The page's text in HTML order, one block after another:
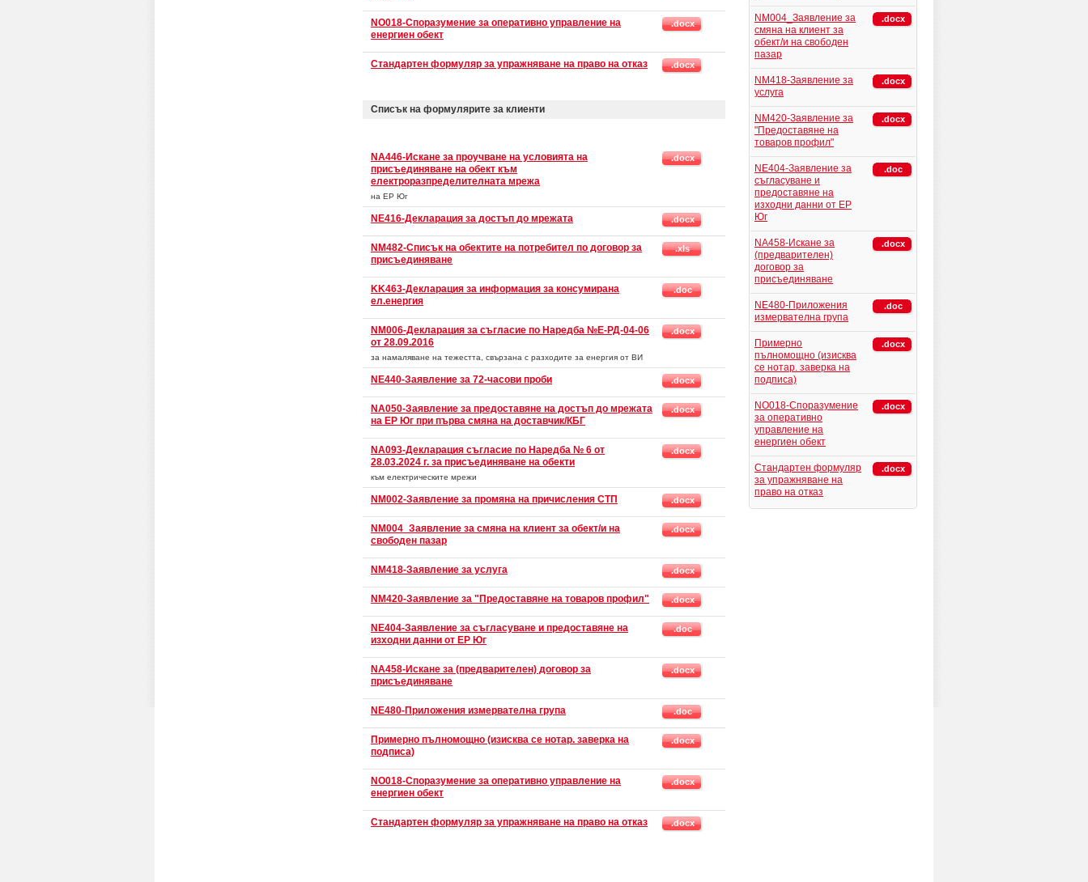
NO018-Споразумение за оперативно управление на
енергиен обект
.docx
Стандартен формуляр за упражняване на право на отказ .docx
Списък на формулярите за клиенти
NA446-Искане за проучване на условията на
присъединяване на обект към
електроразпределителната мрежа
на ЕР Юг
.docx
NE416-Декларация за достъп до мрежата .docx
NM482-Списък на обектите на потребител по договор за
присъединяване
.xls
KK463-Декларация за информация за консумирана
ел.енергия
.doc
NM006-Декларация за съгласие по Наредба №Е-РД-04-06
от 28.09.2016
за намаляване на тежестта, свързана с разходите за енергия от ВИ
.docx
NE440-Заявление за 72-часови проби .docx
NA050-Заявление за предоставяне на достъп до мрежата
на ЕР Юг при първа смяна на доставчик/КБГ
.docx
NA093-Декларация съгласие по Наредба № 6 от
28.03.2024 г. за присъединяване на обекти
към електрическите мрежи
.docx
NM002-Заявление за промяна на причисления СТП .docx
NM004_Заявление за смяна на клиент за обект/и на
свободен пазар
.docx
NM418-Заявление за услуга .docx
NM420-Заявление за "Предоставяне на товаров профил" .docx
NE404-Заявление за съгласуване и предоставяне на
изходни данни от ЕР Юг
.doc
NA458-Искане за (предварителен) договор за
присъединяване
.docx
NE480-Приложения измервателна група .doc
Примерно пълномощно (изисква се нотар. заверка на
подписа)
.docx
NO018-Споразумение за оперативно управление на
енергиен обект
.docx
Стандартен формуляр за упражняване на право на отказ .docx
NM004_Заявление за
смяна на клиент за
обект/и на свободен
пазар
.docx
NM418-Заявление за
услуга
.docx
NM420-Заявление за
"Предоставяне на
товаров профил"
.docx
NE404-Заявление за
съгласуване и
предоставяне на
изходни данни от ЕР
Юг
.doc
NA458-Искане за
(предварителен)
договор за
присъединяване
.docx
NE480-Приложения
измервателна група
.doc
Примерно
пълномощно (изисква
се нотар. заверка на
подписа)
.docx
NO018-Споразумение
за оперативно
управление на
енергиен обект
.docx
Стандартен формуляр
за упражняване на
право на отказ
.docx